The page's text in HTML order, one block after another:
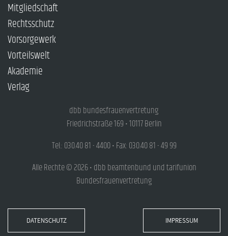
Mitgliedschaft
Rechtsschutz
Vorsorgewerk
Vorteilswelt
Akademie
Verlag
dbb bundesfrauenvertretung
Friedrichstraße 169 • 10117 Berlin
Tel.: 030.40 81 - 4400 • Fax: 030.40 81 - 49 99
Alle Rechte © 2026 • dbb beamtenbund und tarifunion
Bundesfrauenvertretung
DATENSCHUTZ IMPRESSUM